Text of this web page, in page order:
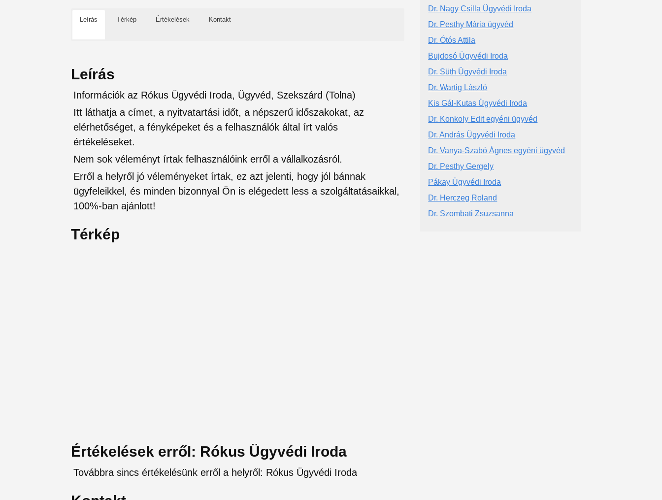
Leírás Térkép Értékelések Kontakt
Leírás
Információk az Rókus Ügyvédi Iroda, Ügyvéd, Szekszárd (Tolna)
Itt láthatja a címet, a nyitvatartási időt, a népszerű időszakokat, az
elérhetőséget, a fényképeket és a felhasználók által írt valós
értékeléseket.
Nem sok véleményt írtak felhasználóink erről a vállalkozásról.
Erről a helyről jó véleményeket írtak, ez azt jelenti, hogy jól bánnak
ügyfeleikkel, és minden bizonnyal Ön is elégedett less a szolgáltatásaikkal,
100%-ban ajánlott!
Térkép
Értékelések erről: Rókus Ügyvédi Iroda
Továbbra sincs értékelésünk erről a helyről: Rókus Ügyvédi Iroda
Dr. Nagy Csilla Ügyvédi Iroda
Dr. Pesthy Mária ügyvéd
Dr. Ótós Attila
Bujdosó Ügyvédi Iroda
Dr. Süth Ügyvédi Iroda
Dr. Wartig László
Kis Gál-Kutas Ügyvédi Iroda
Dr. Konkoly Edit egyéni ügyvéd
Dr. András Ügyvédi Iroda
Dr. Vanya-Szabó Ágnes egyéni ügyvéd
Dr. Pesthy Gergely
Pákay Ügyvédi Iroda
Dr. Herczeg Roland
Dr. Szombati Zsuzsanna